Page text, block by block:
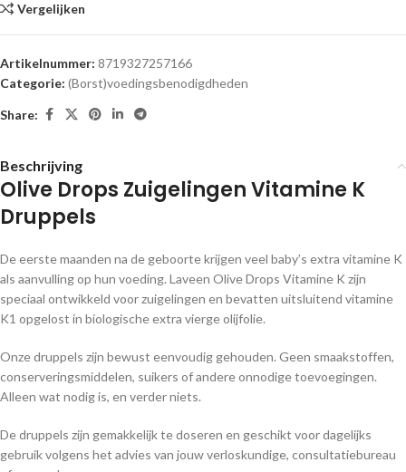
Vergelijken
Artikelnummer: 8719327257166
Categorie: (Borst)voedingsbenodigdheden
Share:
Beschrijving
Olive Drops Zuigelingen Vitamine K
Druppels
De eerste maanden na de geboorte krijgen veel baby’s extra vitamine K
als aanvulling op hun voeding. Laveen Olive Drops Vitamine K zijn
speciaal ontwikkeld voor zuigelingen en bevatten uitsluitend vitamine
K1 opgelost in biologische extra vierge olijfolie.
Onze druppels zijn bewust eenvoudig gehouden. Geen smaakstoffen,
conserveringsmiddelen, suikers of andere onnodige toevoegingen.
Alleen wat nodig is, en verder niets.
De druppels zijn gemakkelijk te doseren en geschikt voor dagelijks
gebruik volgens het advies van jouw verloskundige, consultatiebureau